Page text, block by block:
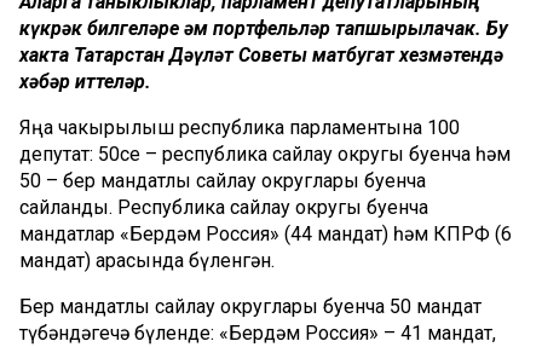
күкрәк билгеләре һәм портфельләр тапшырылачак. Бу
хакта Татарстан Дәүләт Советы матбугат хезмәтендә
хәбәр иттеләр.
Яңа чакырылыш республика парламентына 100
депутат: 50се – республика сайлау округы буенча һәм
50 – бер мандатлы сайлау округлары буенча
сайланды. Республика сайлау округы буенча
мандатлар «Бердәм Россия» (44 мандат) һәм КПРФ (6
мандат) арасында бүленгән.
Бер мандатлы сайлау округлары буенча 50 мандат
түбәндәгечә бүленде: «Бердәм Россия» – 41 мандат,